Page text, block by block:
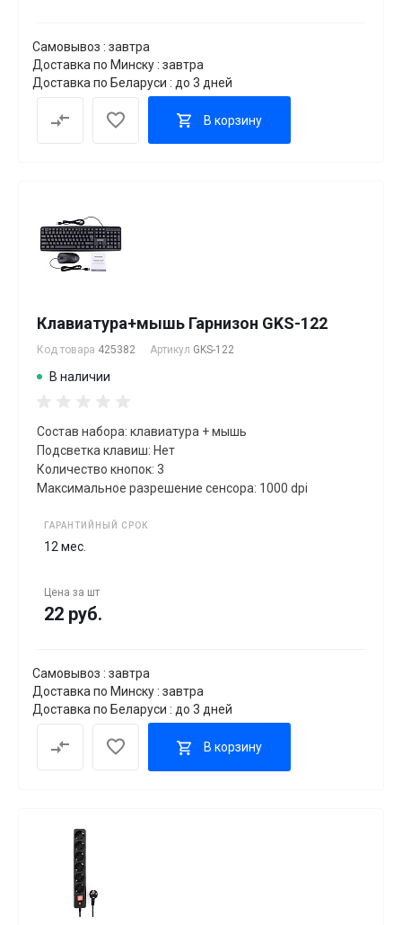
Самовывоз : завтра
Доставка по Минску : завтра
Доставка по Беларуси : до 3 дней
В корзину
Клавиатура+мышь Гарнизон GKS-122
Код товара 425382 Артикул GKS-122
В наличии
Состав набора: клавиатура + мышь
Подсветка клавиш: Нет
Количество кнопок: 3
Максимальное разрешение сенсора: 1000 dpi
ГАРАНТИЙНЫЙ СРОК
12 мес.
Цена за шт
22 руб.
Самовывоз : завтра
Доставка по Минску : завтра
Доставка по Беларуси : до 3 дней
В корзину